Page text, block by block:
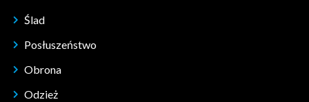
Ślad
Posłuszeństwo
Obrona
Odzież